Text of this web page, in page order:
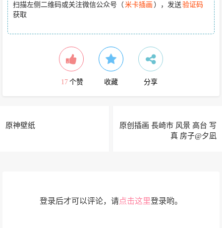
扫描左侧二维码或关注微信公众号（ 米卡插画 ），发送验证码
获取
17 个赞 收藏 分享
原神壁纸
原创插画 長崎市 风景 高台 写
真 房子@夕凪
登录后才可以评论，请点击这里登录哟。